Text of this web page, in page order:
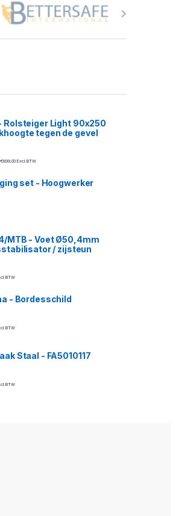
Rolsteiger Light 90x250
tegen de gevel
€899,00 Excl. BTW
set - Hoogwerker
MTB - Voet Ø50,4mm
/ zijsteun
BTW
- Bordesschild
BTW
Staal - FA5010117
BTW